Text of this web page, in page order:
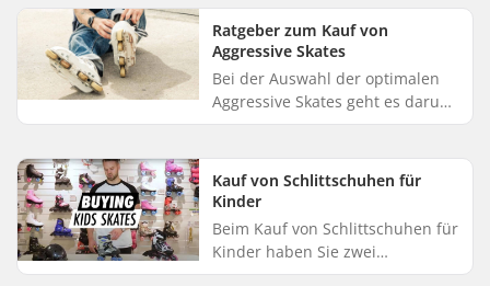
oder eine halbe britische Größ...
Ratgeber zum Kauf von
Aggressive Skates
Bei der Auswahl der optimalen
Aggressive Skates geht es darum,
deine persönlichen Vorlieben
von ihnen wünschst, zu v...
Kauf von Schlittschuhen für
Kinder
Beim Kauf von Schlittschuhen für
Kinder haben Sie zwei
Möglichkeiten: Rollschuhe und